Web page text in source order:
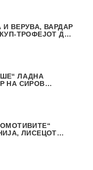
ВЕРУВА, ВАРДАР
ТРОФЕЈОТ ДА
ЛАДНА
НА СИРОВ
ЛИСЕЦОТ